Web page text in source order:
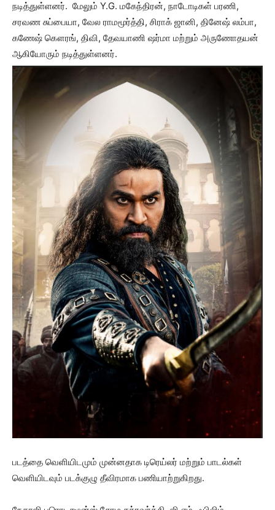
நடித்துள்ளனர். மேலும் Y.G. மகேந்திரன், நாடோடிகள் பரணி,
சரவண சுப்பையா, வேல ராமமூர்த்தி, சிராக் ஜானி, தினேஷ் லம்பா,
கணேஷ் கௌரங், திவி, தேவயாணி ஷர்மா மற்றும் அருணோதயன்
ஆகியோரும் நடித்துள்ளனர்.
படத்தை வெளியிடமும் முன்னதாக டிரெய்லர் மற்றும் பாடல்கள்
வெளியிடவும் படக்குழு தீவிரமாக பணியாற்றுகிறது.